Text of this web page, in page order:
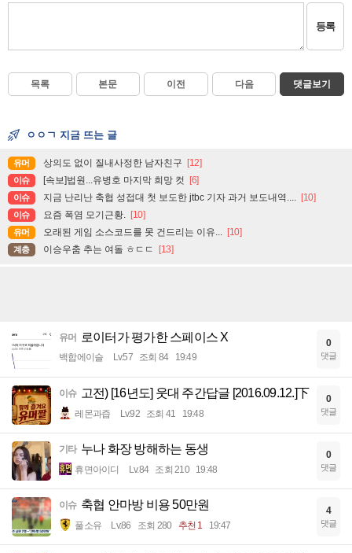
등록
목록 본문 이전 다음 댓글보기
ㅇㅇㄱ 지금 뜨는 글
유머 상의도 없이 질내사정한 남자친구 [12]
이슈 [속보]법원...유병호 마지막 희망 컷 [6]
이슈 지금 난리난 축협 성접대 첫 보도한 jtbc 기자 과거 보도내역.... [10]
이슈 요즘 폭염 모기근황. [10]
유머 오래된 게임 소스코드를 못 건드리는 이유... [10]
계층 이승우춤 추는 여돌 ㅎㄷㄷ [13]
유머 로이터가 평가한 스페이스 X
백합에이슬 Lv.57 조회 84 19:49
0
댓글
이슈 고전) [16년도] 웃대 주간답글 [2016.09.12.]下
레몬과즙 Lv.92 조회 41 19:48
0
댓글
기타 누나 화장 방해하는 동생
휴면아이디 Lv.84 조회 210 19:48
0
댓글
이슈 축협 안마방 비용 50만원
풀소유 Lv.86 조회 280 추천 1 19:47
4
댓글